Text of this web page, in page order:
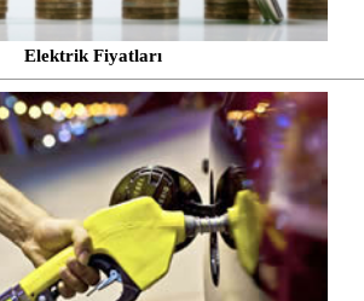
Elektrik Fiyatları